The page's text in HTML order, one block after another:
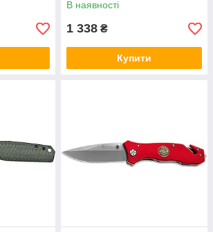
В наявності
1 338 ₴
Купити